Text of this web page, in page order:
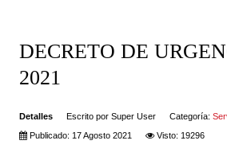
DECRETO DE
2021
Detalles Escrito porSuper User Categoría:
Publicado: 17 Agosto 2021
Visto: 19296